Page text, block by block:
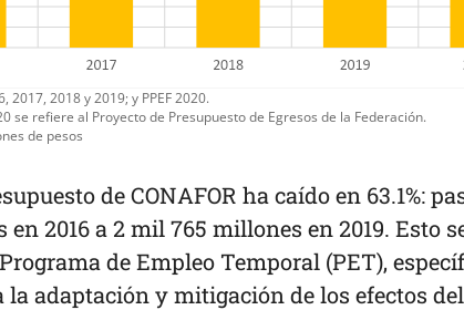
2017, 2018 y 2019; y PPEF 2020.
se refiere al Proyecto de Presupuesto de Egresos de la Federación.
de pesos
de CONAFOR ha caído en 63.1%:
en 2016 a 2 mil 765 millones en 2019. Esto
de Empleo Temporal (PET),
la adaptación y mitigación de los efectos